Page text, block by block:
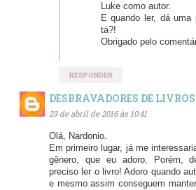
Luke como autor.
E quando ler, dá uma
tá?!
Obrigado pelo
RESPONDER
DESBRAVADORES DE LIVROS
23 de abril de 2016 às 10:41
Olá, Nardonio.
Em primeiro lugar, já me
gênero, que eu adoro. Porém,
preciso ler o livro! Adoro quando
e mesmo assim conseguem